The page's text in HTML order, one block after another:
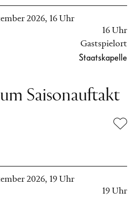
Saisonauftakt
2026, 16 Uhr
16 Uhr
Gastspielort
Staatskapelle
2026, 19 Uhr
19 Uhr